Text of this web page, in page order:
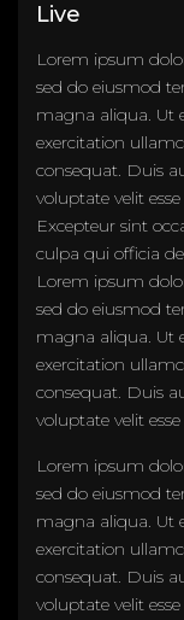
Live
Lorem ipsum
sed do eiusmod
magna aliqua. Ut
exercitation
consequat. Duis
voluptate velit
Excepteur sint
culpa qui officia
Lorem ipsum
sed do eiusmod
magna aliqua. Ut
exercitation
consequat. Duis
voluptate velit
Lorem ipsum
sed do eiusmod
magna aliqua. Ut
exercitation
consequat. Duis
voluptate velit